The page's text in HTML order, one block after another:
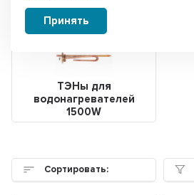
ТЭНы для
водонагревателей
1500W
Сортировать:
Принять